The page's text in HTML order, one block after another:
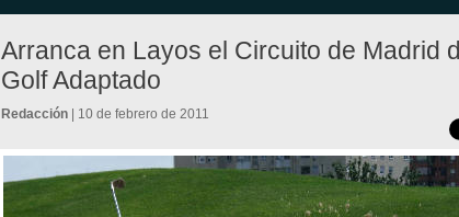
Arranca en Layos el Circuito de Madrid
Golf Adaptado
Redacción | 10 de febrero de 2011